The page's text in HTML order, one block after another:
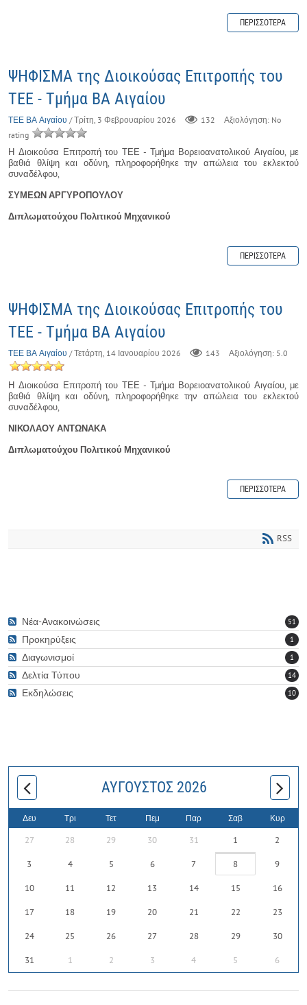
ΠΕΡΙΣΣΌΤΕΡΑ
ΨΗΦΙΣΜΑ της Διοικούσας Επιτροπής του
ΤΕΕ - Τμήμα ΒΑ Αιγαίου
ΤΕΕ ΒΑ Αιγαίου / Τρίτη, 3 Φεβρουαρίου 2026 132
Αξιολόγηση: No
rating
Η Διοικούσα Επιτροπή του ΤΕΕ - Τμήμα Βορειοανατολικού Αιγαίου, με
βαθιά θλίψη και οδύνη, πληροφορήθηκε την απώλεια του εκλεκτού
συναδέλφου,
ΣΥΜΕΩΝ ΑΡΓΥΡΟΠΟΥΛΟΥ
Διπλωματούχου Πολιτικού Μηχανικού
ΠΕΡΙΣΣΌΤΕΡΑ
ΨΗΦΙΣΜΑ της Διοικούσας Επιτροπής του
ΤΕΕ - Τμήμα ΒΑ Αιγαίου
ΤΕΕ ΒΑ Αιγαίου / Τετάρτη, 14 Ιανουαρίου 2026 143 Αξιολόγηση: 5.0
Η Διοικούσα Επιτροπή του ΤΕΕ - Τμήμα Βορειοανατολικού Αιγαίου, με
βαθιά θλίψη και οδύνη, πληροφορήθηκε την απώλεια του εκλεκτού
συναδέλφου,
ΝΙΚΟΛΑΟΥ ΑΝΤΩΝΑΚΑ
Διπλωματούχου Πολιτικού Μηχανικού
ΠΕΡΙΣΣΌΤΕΡΑ
RSS
51
Νέα-Ανακοινώσεις
1
Προκηρύξεις
1
Διαγωνισμοί
14
Δελτία Τύπου
10
Εκδηλώσεις
ΑΎΓΟΥΣΤΟΣ 2026
Δευ Τρι Τετ Πεμ Παρ Σαβ Κυρ
27 28 29 30 31 1 2
3 4 5 6 7 8 9
10 11 12 13 14 15 16
17 18 19 20 21 22 23
24 25 26 27 28 29 30
31 1 2 3 4 5 6